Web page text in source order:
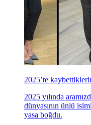
2025’te
2025 yılında
dünyasının ünlü
yasa boğdu.